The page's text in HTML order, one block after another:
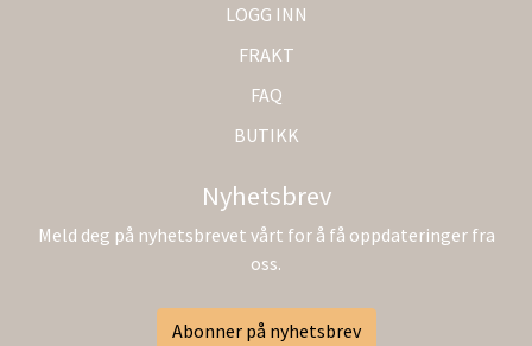
LOGG INN
FRAKT
FAQ
BUTIKK
Nyhetsbrev
Meld deg på nyhetsbrevet vårt for å få oppdateringer fra
oss.
Abonner på nyhetsbrev